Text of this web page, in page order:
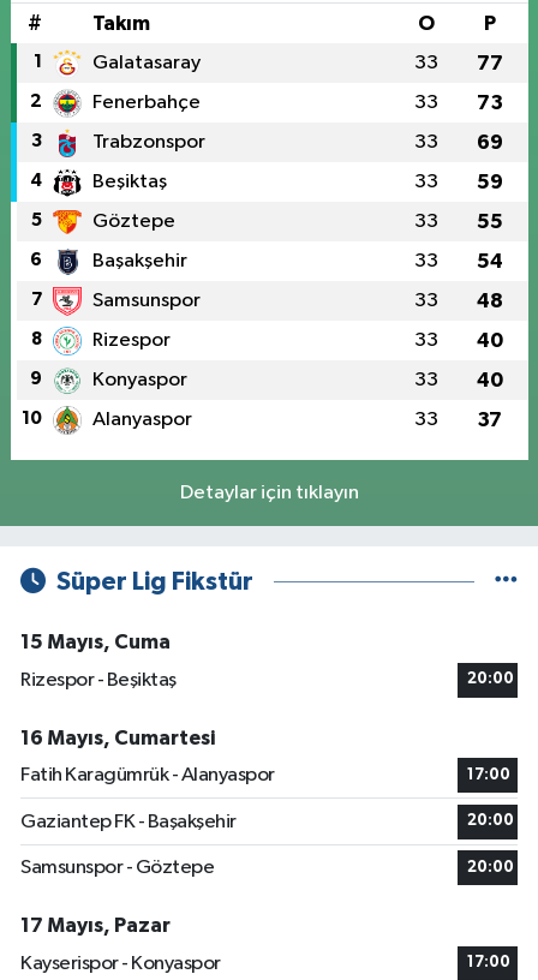
# Takım O P
1 Galatasaray 33 77
2 Fenerbahçe 33 73
3 Trabzonspor 33 69
4 Beşiktaş 33 59
5 Göztepe 33 55
6 Başakşehir 33 54
7 Samsunspor 33 48
8 Rizespor 33 40
9 Konyaspor 33 40
10 Alanyaspor 33 37
Detaylar için tıklayın
Süper Lig Fikstür
15 Mayıs, Cuma
Rizespor - Beşiktaş
20:00
16 Mayıs, Cumartesi
Fatih Karagümrük - Alanyaspor
17:00
Gaziantep FK - Başakşehir 20:00
Samsunspor - Göztepe 20:00
17 Mayıs, Pazar
Kayserispor - Konyaspor
17:00